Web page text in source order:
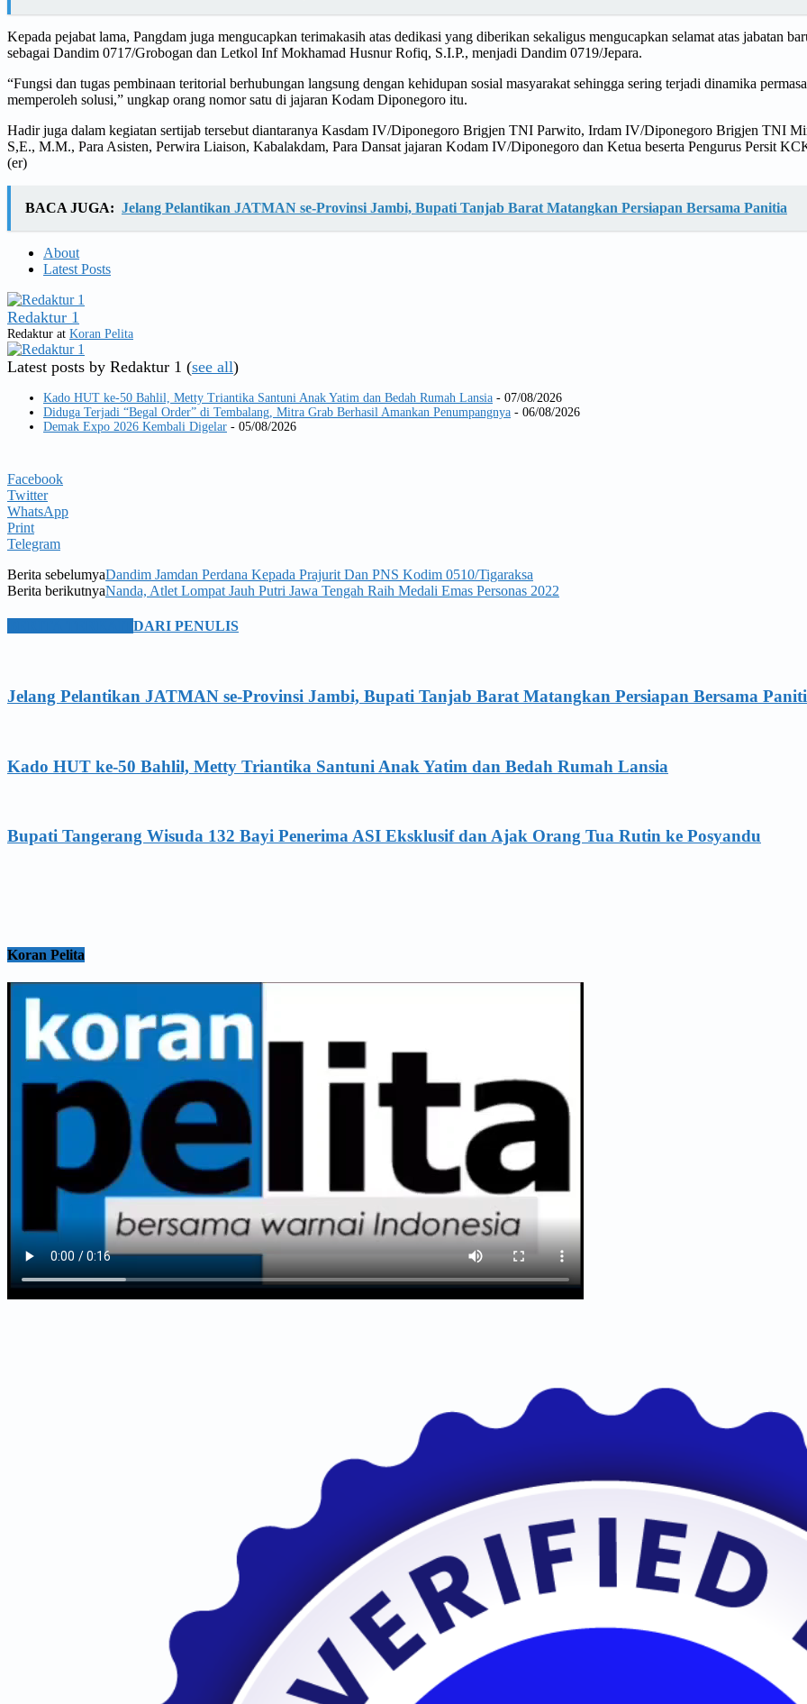
Kepada pejabat lama, Pangdam juga mengucapkan terimakasih atas dedikasi yang diberikan sekaligus mengucapkan selamat atas jabatan
sebagai Dandim 0717/Grobogan dan Letkol Inf Mokhamad Husnur Rofiq, S.I.P., menjadi Dandim 0719/Jepara.
“Fungsi dan tugas pembinaan teritorial berhubungan langsung dengan kehidupan sosial masyarakat sehingga sering terjadi dinamika
memperoleh solusi,” ungkap orang nomor satu di jajaran Kodam Diponegoro itu.
Hadir juga dalam kegiatan sertijab tersebut diantaranya Kasdam IV/Diponegoro Brigjen TNI Parwito, Irdam IV/Diponegoro Brigjen TNI
S,E., M.M., Para Asisten, Perwira Liaison, Kabalakdam, Para Dansat jajaran Kodam IV/Diponegoro dan Ketua beserta Pengurus Persit
(er)
BACA JUGA: Jelang Pelantikan JATMAN se-Provinsi Jambi, Bupati Tanjab Barat Matangkan Persiapan Bersama Panitia
About
Latest Posts
Redaktur 1
Redaktur at Koran Pelita
Latest posts by Redaktur 1 (see all)
Kado HUT ke-50 Bahlil, Metty Triantika Santuni Anak Yatim dan Bedah Rumah Lansia - 07/08/2026
Diduga Terjadi “Begal Order” di Tembalang, Mitra Grab Berhasil Amankan Penumpangnya - 06/08/2026
Demak Expo 2026 Kembali Digelar - 05/08/2026
Facebook
Twitter
WhatsApp
Print
Telegram
Berita sebelumyaDandim Jamdan Perdana Kepada Prajurit Dan PNS Kodim 0510/Tigaraksa
Berita berikutnyaNanda, Atlet Lompat Jauh Putri Jawa Tengah Raih Medali Emas Personas 2022
DARI PENULIS
Jelang Pelantikan JATMAN se-Provinsi Jambi, Bupati Tanjab Barat Matangkan Persiapan Bersama
Kado HUT ke-50 Bahlil, Metty Triantika Santuni Anak Yatim dan Bedah Rumah Lansia
Bupati Tangerang Wisuda 132 Bayi Penerima ASI Eksklusif dan Ajak Orang Tua Rutin ke Posyandu
Koran Pelita